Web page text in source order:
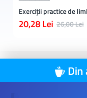
20,28 Lei 26,00 Lei
Din